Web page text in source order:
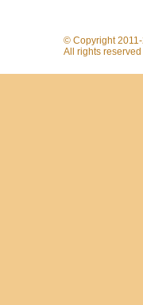
© Copyright
All rights reserved